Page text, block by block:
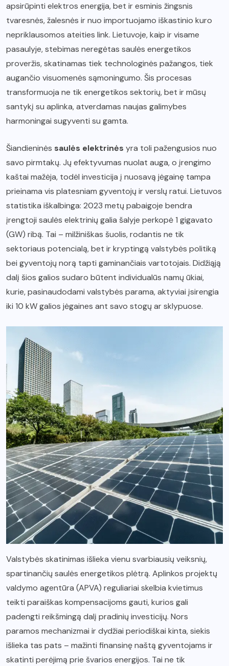
apsirūpinti elektros energija, bet ir esminis žingsnis
tvaresnės, žalesnės ir nuo importuojamo iškastinio kuro
nepriklausomos ateities link. Lietuvoje, kaip ir visame
pasaulyje, stebimas neregėtas saulės energetikos
proveržis, skatinamas tiek technologinės pažangos, tiek
augančio visuomenės sąmoningumo. Šis procesas
transformuoja ne tik energetikos sektorių, bet ir mūsų
santykį su aplinka, atverdamas naujas galimybes
harmoningai sugyventi su gamta.
Šiandieninės saulės elektrinės yra toli pažengusios nuo
savo pirmtakų. Jų efektyvumas nuolat auga, o įrengimo
kaštai mažėja, todėl investicija į nuosavą jėgainę tampa
prieinama vis platesniam gyventojų ir verslų ratui. Lietuvos
statistika iškalbinga: 2023 metų pabaigoje bendra
įrengtoji saulės elektrinių galia šalyje perkopė 1 gigavato
(GW) ribą. Tai – milžiniškas šuolis, rodantis ne tik
sektoriaus potencialą, bet ir kryptingą valstybės politiką
bei gyventojų norą tapti gaminančiais vartotojais. Didžiąją
dalį šios galios sudaro būtent individualūs namų ūkiai,
kurie, pasinaudodami valstybės parama, aktyviai įsirengia
iki 10 kW galios jėgaines ant savo stogų ar sklypuose.
Valstybės skatinimas išlieka vienu svarbiausių veiksnių,
spartinančių saulės energetikos plėtrą. Aplinkos projektų
valdymo agentūra (APVA) reguliariai skelbia kvietimus
teikti paraiškas kompensacijoms gauti, kurios gali
padengti reikšmingą dalį pradinių investicijų. Nors
paramos mechanizmai ir dydžiai periodiškai kinta, siekis
išlieka tas pats – mažinti finansinę naštą gyventojams ir
skatinti perėjimą prie švarios energijos. Tai ne tik